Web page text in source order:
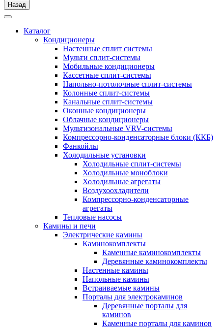
Назад
Каталог
Кондиционеры
Настенные сплит системы
Мульти сплит-системы
Мобильные кондиционеры
Кассетные сплит-системы
Напольно-потолочные сплит-системы
Колонные сплит-системы
Канальные сплит-системы
Оконные кондиционеры
Облачные кондиционеры
Мультизональные VRV-системы
Компрессорно-конденсаторные блоки (ККБ)
Фанкойлы
Холодильные установки
Холодильные сплит-системы
Холодильные моноблоки
Холодильные агрегаты
Воздухоохладители
Компрессорно-конденсаторные
агрегаты
Тепловые насосы
Камины и печи
Электрические камины
Каминокомплекты
Каменные каминокомплекты
Деревянные каминокомплекты
Настенные камины
Напольные камины
Встраиваемые камины
Порталы для электрокаминов
Деревянные порталы для
каминов
Каменные порталы для каминов